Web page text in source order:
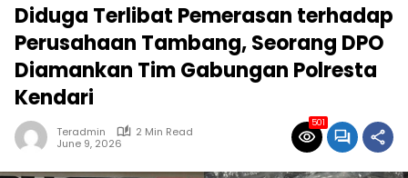
Diduga Terlibat Pemerasan terhadap
Perusahaan Tambang, Seorang DPO
Diamankan Tim Gabungan Polresta
Kendari
Teradmin
2 Min Read
June 9, 2026
501